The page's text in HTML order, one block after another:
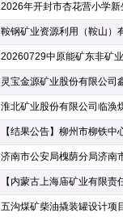
2026年开封市杏花营小学
五沟煤矿柴油撬装罐设计项